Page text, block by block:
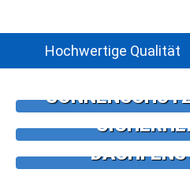
Hochwertige Qualität